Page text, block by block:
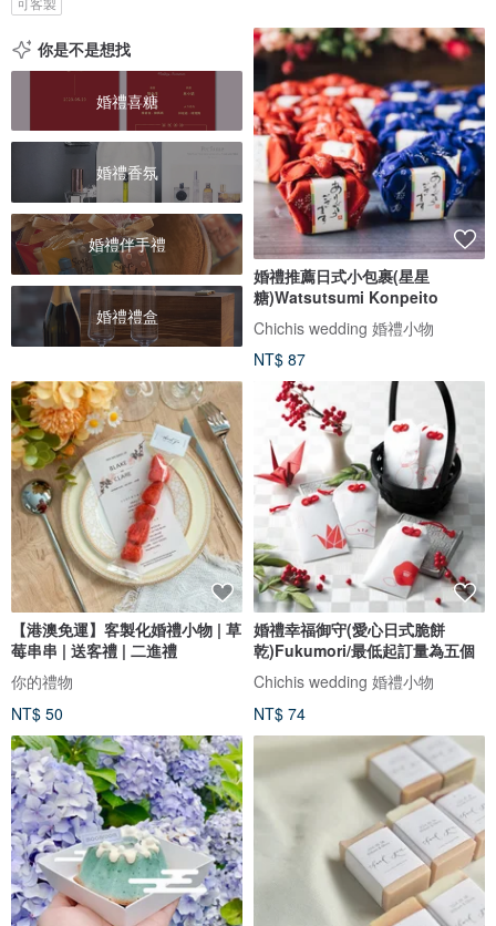
你是不是想找
婚禮喜糖
婚禮香氛
婚禮伴手禮
婚禮禮盒
婚禮推薦日式小包裹(星星
糖)Watsutsumi Konpeito
Chichis wedding 婚禮小物
NT$ 87
【港澳免運】客製化婚禮小物 | 草
莓串串 | 送客禮 | 二進禮
你的禮物
NT$ 50
婚禮幸福御守(愛心日式脆餅
乾)Fukumori/最低起訂量為五個
Chichis wedding 婚禮小物
NT$ 74